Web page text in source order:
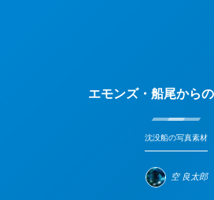
エモンズ・船尾から
沈没船の写真素材
空 良太郎